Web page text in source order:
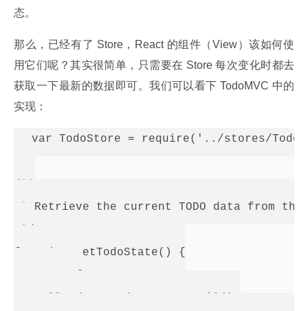
态。
那么，已经有了 Store，React 的组件（View）该如何使
用它们呢？其实很简单，只需要在 Store 每次变化时都去
获取一下最新的数据即可。我们可以看下 TodoMVC 中的
实现：
var TodoStore = require('../stores/
* Retrieve the current TODO data from the
function getTodoState() {